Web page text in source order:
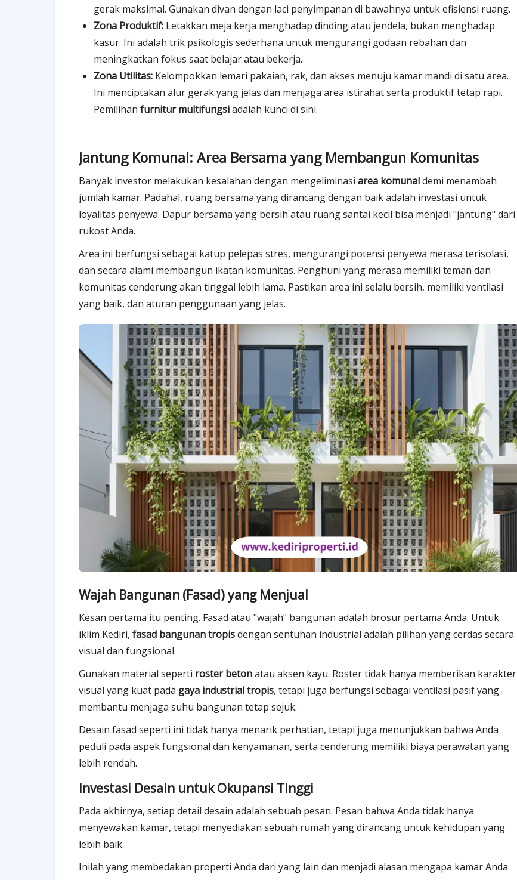
gerak maksimal. Gunakan divan dengan laci penyimpanan di bawahnya untuk efisiensi ruang.
Zona Produktif: Letakkan meja kerja menghadap dinding atau jendela, bukan menghadap
kasur. Ini adalah trik psikologis sederhana untuk mengurangi godaan rebahan dan
meningkatkan fokus saat belajar atau bekerja.
Zona Utilitas: Kelompokkan lemari pakaian, rak, dan akses menuju kamar mandi di satu area.
Ini menciptakan alur gerak yang jelas dan menjaga area istirahat serta produktif tetap rapi.
Pemilihan furnitur multifungsiadalah kunci di sini.
Jantung Komunal: Area Bersama yang Membangun Komunitas
Banyak investor melakukan kesalahan dengan mengeliminasi area komunaldemi menambah
jumlah kamar. Padahal, ruang bersama yang dirancang dengan baik adalah investasi untuk
loyalitas penyewa. Dapur bersama yang bersih atau ruang santai kecil bisa menjadi "jantung" dari
rukost Anda.
Area ini berfungsi sebagai katup pelepas stres, mengurangi potensi penyewa merasa terisolasi,
dan secara alami membangun ikatan komunitas. Penghuni yang merasa memiliki teman dan
komunitas cenderung akan tinggal lebih lama. Pastikan area ini selalu bersih, memiliki ventilasi
yang baik, dan aturan penggunaan yang jelas.
Wajah Bangunan (Fasad) yang Menjual
Kesan pertama itu penting. Fasad atau "wajah" bangunan adalah brosur pertama Anda. Untuk
iklim Kediri, fasad bangunan tropisdengan sentuhan industrial adalah pilihan yang cerdas secara
visual dan fungsional.
Gunakan material seperti roster betonatau aksen kayu. Roster tidak hanya memberikan karakter
visual yang kuat pada gaya industrial tropis, tetapi juga berfungsi sebagai ventilasi pasif yang
membantu menjaga suhu bangunan tetap sejuk.
Desain fasad seperti ini tidak hanya menarik perhatian, tetapi juga menunjukkan bahwa Anda
peduli pada aspek fungsional dan kenyamanan, serta cenderung memiliki biaya perawatan yang
lebih rendah.
Investasi Desain untuk Okupansi Tinggi
Pada akhirnya, setiap detail desain adalah sebuah pesan. Pesan bahwa Anda tidak hanya
menyewakan kamar, tetapi menyediakan sebuah rumah yang dirancang untuk kehidupan yang
lebih baik.
Inilah yang membedakan properti Anda dari yang lain dan menjadi alasan mengapa kamar Anda